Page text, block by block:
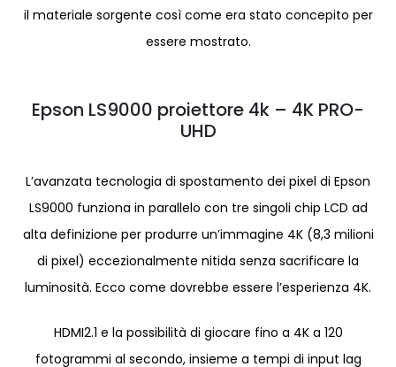
il materiale sorgente così come era stato concepito per
essere mostrato.
Epson LS9000 proiettore 4k – 4K PRO-
UHD
L’avanzata tecnologia di spostamento dei pixel di Epson
LS9000 funziona in parallelo con tre singoli chip LCD ad
alta definizione per produrre un’immagine 4K (8,3 milioni
di pixel) eccezionalmente nitida senza sacrificare la
luminosità. Ecco come dovrebbe essere l’esperienza 4K.
HDMI2.1 e la possibilità di giocare fino a 4K a 120
fotogrammi al secondo, insieme a tempi di input lag